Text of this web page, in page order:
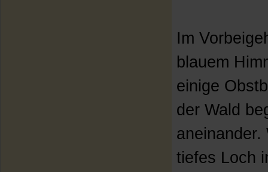
Im
blauem
einige
der Wald
aneinander.
tiefes Loch